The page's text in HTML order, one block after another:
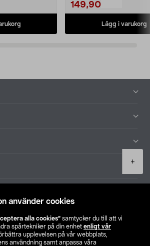
använder cookies
alla cookies” samtycker du till att vi
spårtekniker på din enhet enligt vår
upplevelsen på vår webbplats,
användning samt anpassa våra
+
149,90
Lägg i varukorg
Hitta butik
SE NO FI